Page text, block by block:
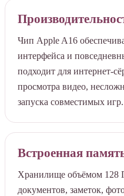
Чип Apple A16
интерфейса и
подходит для интернет-
просмотра видео,
запуска совместимых игр.
Встроенная
Хранилище объёмом 128
документов, заметок,